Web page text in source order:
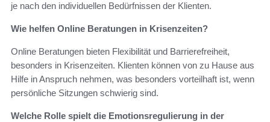
je nach den individuellen Bedürfnissen der Klienten.
Wie helfen Online Beratungen in Krisenzeiten?
Online Beratungen bieten Flexibilität und Barrierefreiheit,
besonders in Krisenzeiten. Klienten können von zu Hause aus
Hilfe in Anspruch nehmen, was besonders vorteilhaft ist, wenn
persönliche Sitzungen schwierig sind.
Welche Rolle spielt die Emotionsregulierung in der